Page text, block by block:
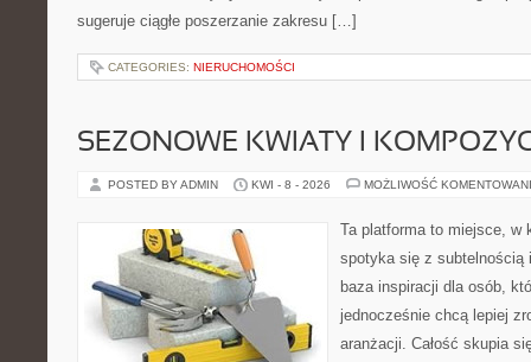
sugeruje ciągłe poszerzanie zakresu […]
CATEGORIES: NIERUCHOMOŚCI
SEZONOWE KWIATY I
POSTED BY ADMIN KWI - 8 - 2026 MOŻLIWOŚĆ
Ta platforma to miejsce, w
spotyka się z subtelnością
baza inspiracji dla osób,
jednocześnie chcą lepiej
aranżacji. Całość skupia